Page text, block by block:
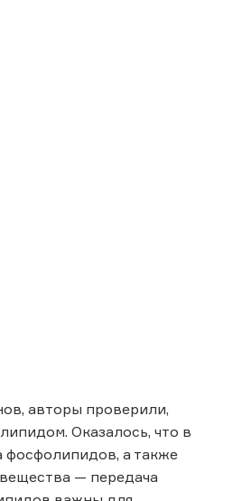
авторы проверили,
Оказалось, что в
фосфолипидов, а также
— передача